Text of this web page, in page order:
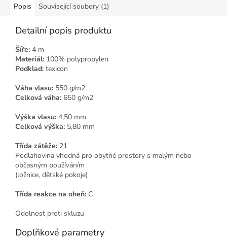
Popis Související soubory (1)
Detailní popis produktu
Šíře: 4 m
Materiál: 100% polypropylen
Podklad: texicon
Váha vlasu: 550 g/m2
Celková váha: 650 g/m2
Výška vlasu: 4,50 mm
Celková výška: 5,80 mm
Třída zátěže: 21
Podlahovina vhodná pro obytné prostory s malým nebo
občasným používáním
(ložnice, dětské pokoje)
Třída reakce na oheň: C
Odolnost proti skluzu
Doplňkové parametry